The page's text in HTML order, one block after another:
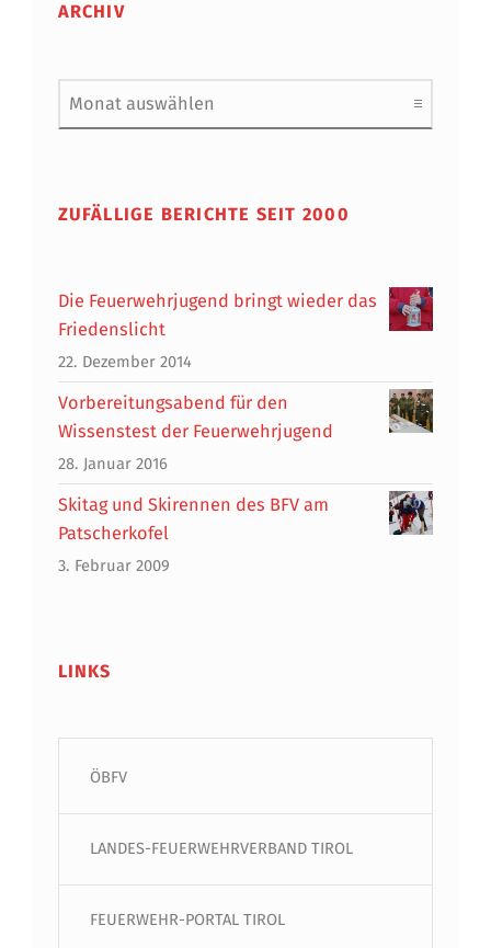
ARCHIV
Archiv
ZUFÄLLIGE BERICHTE SEIT 2000
Die Feuerwehrjugend bringt wieder das
Friedenslicht
22. Dezember 2014
Vorbereitungsabend für den
Wissenstest der Feuerwehrjugend
28. Januar 2016
Skitag und Skirennen des BFV am
Patscherkofel
3. Februar 2009
LINKS
ÖBFV
LANDES-FEUERWEHRVERBAND TIROL
FEUERWEHR-PORTAL TIROL